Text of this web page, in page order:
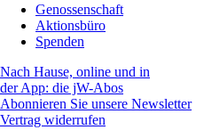
Genossenschaft
Aktionsbüro
Spenden
Nach Hause, online und in
der App: die jW-Abos
Abonnieren Sie unsere Newsletter
Vertrag widerrufen